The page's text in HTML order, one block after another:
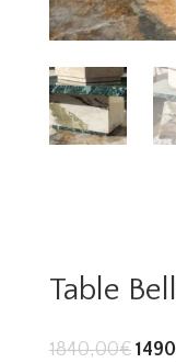
Table
1840,00€